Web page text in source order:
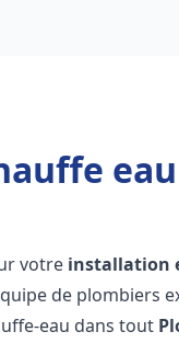
eau
votre installation
de plombiers
eau dans tout